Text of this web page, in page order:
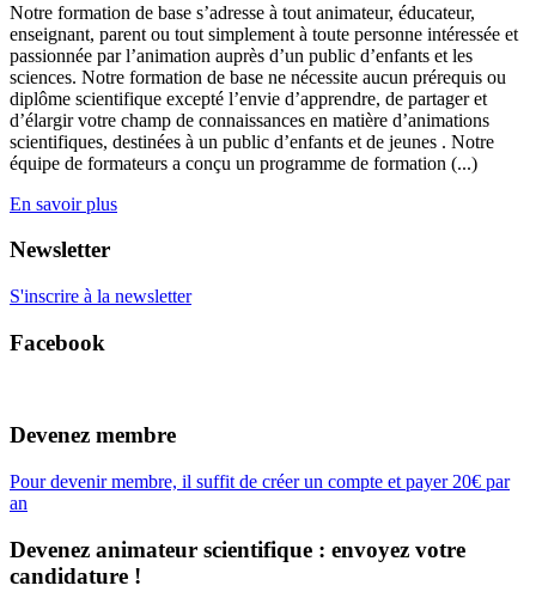
Notre formation de base s’adresse à tout animateur, éducateur,
enseignant, parent ou tout simplement à toute personne intéressée et
passionnée par l’animation auprès d’un public d’enfants et les
sciences. Notre formation de base ne nécessite aucun prérequis ou
diplôme scientifique excepté l’envie d’apprendre, de partager et
d’élargir votre champ de connaissances en matière d’animations
scientifiques, destinées à un public d’enfants et de jeunes . Notre
équipe de formateurs a conçu un programme de formation (...)
En savoir plus
Newsletter
S'inscrire à la newsletter
Facebook
Devenez membre
Pour devenir membre, il suffit de créer un compte et payer 20€ par
an
Devenez animateur scientifique : envoyez votre
candidature !